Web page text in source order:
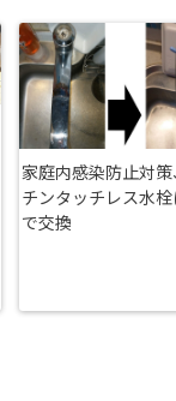
家庭内感染防止対策
チンタッチレス水
で交換